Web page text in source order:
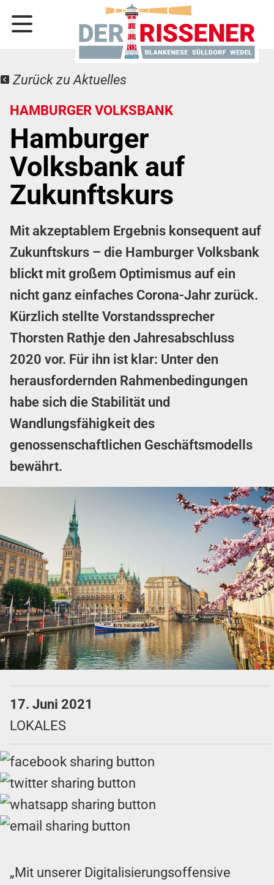
Zurück zu Aktuelles
HAMBURGER VOLKSBANK
Hamburger
Volksbank auf
Zukunftskurs
Mit akzeptablem Ergebnis konsequent auf
Zukunftskurs – die Hamburger Volksbank
blickt mit großem Optimismus auf ein
nicht ganz einfaches Corona-Jahr zurück.
Kürzlich stellte Vorstandssprecher
Thorsten Rathje den Jahresabschluss
2020 vor. Für ihn ist klar: Unter den
herausfordernden Rahmenbedingungen
habe sich die Stabilität und
Wandlungsfähigkeit des
genossenschaftlichen Geschäftsmodells
bewährt.
17. Juni 2021
LOKALES
„Mit unserer Digitalisierungsoffensive